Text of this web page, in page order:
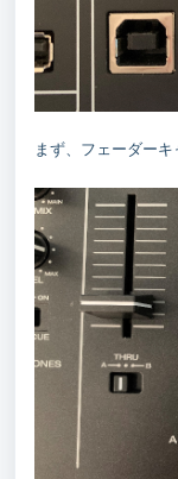
まず、フェーダーキ